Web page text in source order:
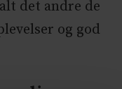
det andre de
og god